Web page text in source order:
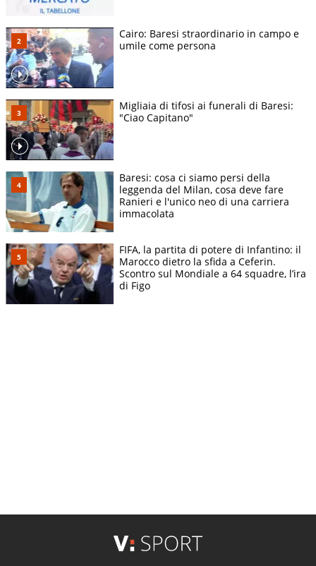
Cairo: Baresi straordinario in campo e
umile come persona
Migliaia di tifosi ai funerali di Baresi:
"Ciao Capitano"
Baresi: cosa ci siamo persi della
leggenda del Milan, cosa deve fare
Ranieri e l'unico neo di una carriera
immacolata
FIFA, la partita di potere di Infantino: il
Marocco dietro la sfida a Ceferin.
Scontro sul Mondiale a 64 squadre, l’ira
di Figo